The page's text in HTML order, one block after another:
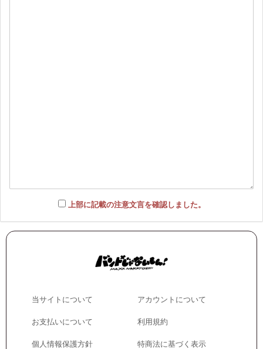
上部に記載の注意文言を確認しました。
当サイトについて
アカウントについて
お支払いについて
利用規約
個人情報保護方針
特商法に基づく表示